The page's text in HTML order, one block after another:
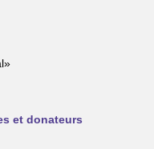
et donateurs